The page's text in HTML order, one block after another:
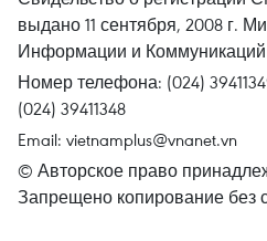
выдано 11 сентября, 2008 г.
Информации и
Номер телефона: (024)
(024) 39411348
Email: vietnamplus@vnanet.vn
© Авторское право
Запрещено копирование без